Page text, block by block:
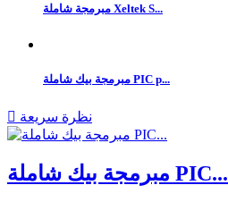
مبرمجة شاملة Xeltek S...
مبرمجة بيك شاملة PIC p...
 نظرة سريعة
مبرمجة بيك شاملة PIC...